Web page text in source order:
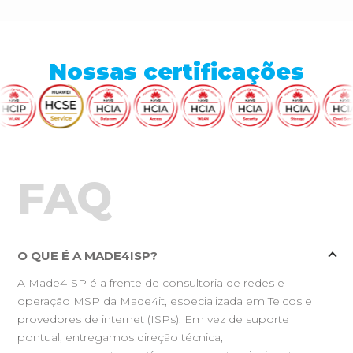
Nossas certificações
FAQ
O QUE É A MADE4ISP?
A Made4ISP é a frente de consultoria de redes e
operação MSP da Made4it, especializada em Telcos e
provedores de internet (ISPs). Em vez de suporte
pontual, entregamos direção técnica,